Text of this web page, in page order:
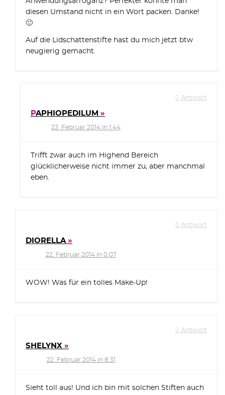
diesen Umstand nicht in ein Wort packen. Danke!
🙂
Auf die Lidschattenstifte hast du mich jetzt btw
neugierig gemacht.
Antwort
PAPHIOPEDILUM
23. Februar 2014 in 1:44
Trifft zwar auch im Highend Bereich
glücklicherweise nicht immer zu, aber manchmal
eben.
Antwort
DIORELLA
22. Februar 2014 in 0:07
WOW! Was für ein tolles Make-Up!
Antwort
SHELYNX
22. Februar 2014 in 8:31
Sieht toll aus! Und ich bin mit solchen Stiften auch